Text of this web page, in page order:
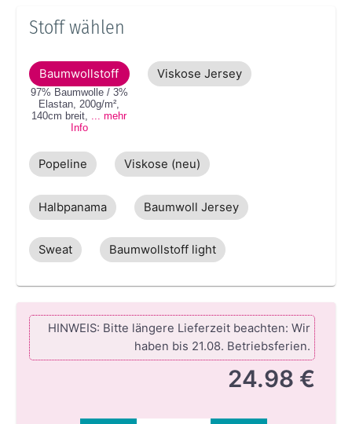
Stoff wählen
Baumwollstoff
97% Baumwolle / 3%
Elastan 200g/m²
140cm breit
... mehr
Info
Viskose Jersey
Popeline Viskose (neu)
Halbpanama Baumwoll Jersey
Sweat Baumwollstoff light
HINWEIS: Bitte längere Lieferzeit beachten: Wir
haben bis 21.08. Betriebsferien.
24.98 €